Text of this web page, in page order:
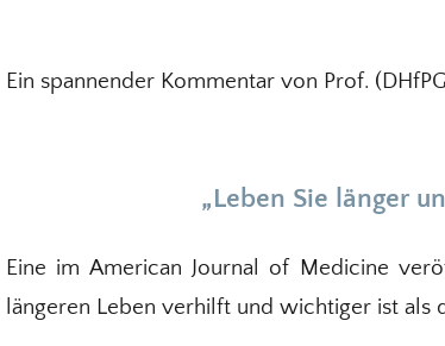
Ein spannender Kommentar von Prof.
„Leben Sie länger
Eine im American Journal of Medicine
längeren Leben verhilft und wichtiger ist